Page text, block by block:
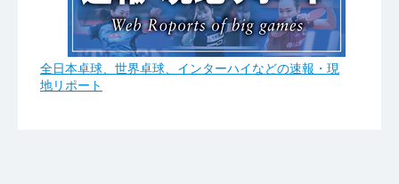
全日本卓球、世界卓球、インターハイなどの速報・現
地リポート